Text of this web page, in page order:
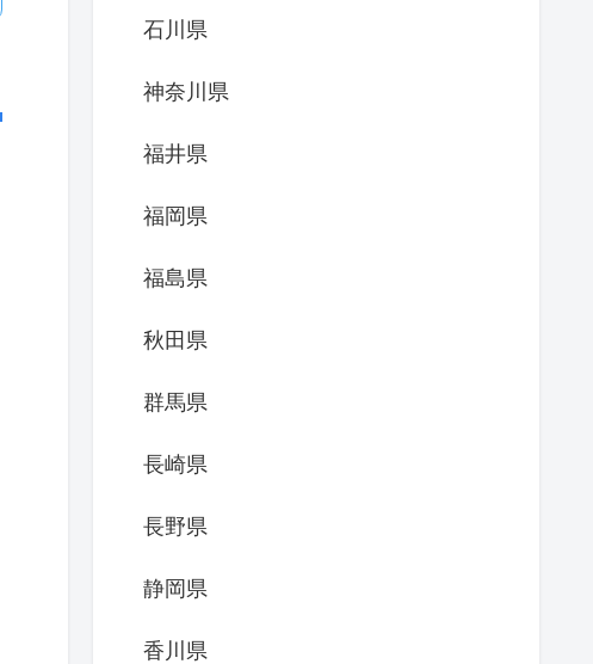
石川県
神奈川県
福井県
福岡県
福島県
秋田県
群馬県
長崎県
長野県
静岡県
香川県